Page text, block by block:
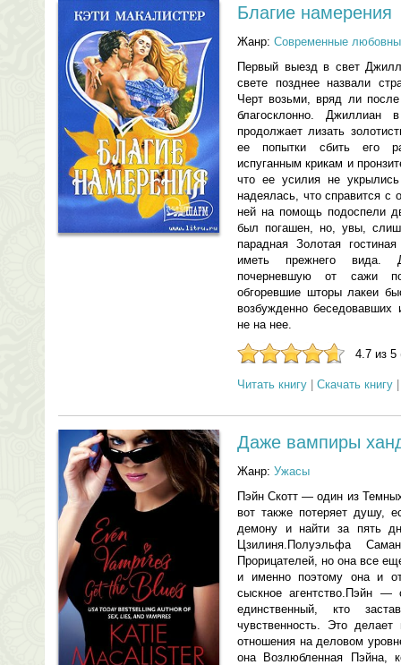
Благие намерения
Жанр: Современные
Первый выезд в свет
свете позднее назвали
Черт возьми, вряд ли после
благосклонно.
продолжает лизать
ее попытки сбить его
испуганным крикам и
что ее усилия не
надеялась, что справится с
ней на помощь подоспели
был погашен, но, увы,
парадная Золотая
иметь прежнего вида.
почерневшую от сажи
обгоревшие шторы лакеи
возбужденно беседовавших
не на нее.
4.7 из 5
Читать книгу Скачать книгу
Даже вампиры
Жанр: Ужасы
Пэйн Скотт — один из
вот также потеряет душу,
демону и найти за пять
Цзилиня.Полуэльфа
Прорицателей, но она все
и именно поэтому она и
сыскное агентство.Пэйн
единственный, кто
чувственность. Это
отношения на деловом
она Возлюбленная Пэйна,